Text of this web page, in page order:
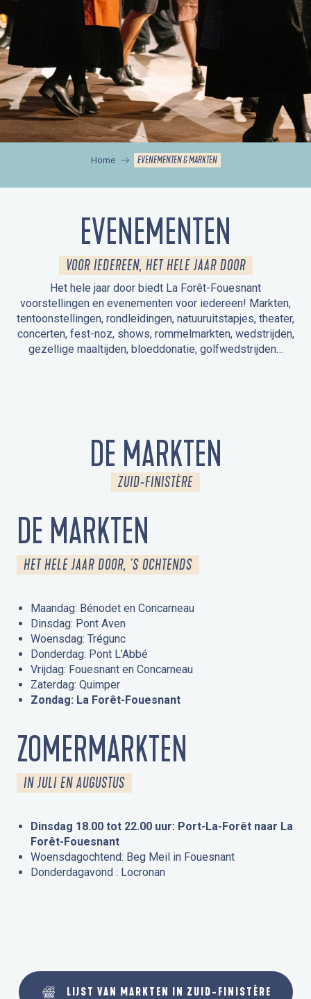
Home EVENEMENTEN & MARKTEN
EVENEMENTEN
VOOR IEDEREEN, HET HELE JAAR DOOR
Het hele jaar door biedt La Forêt-Fouesnant
voorstellingen en evenementen voor iedereen! Markten,
tentoonstellingen, rondleidingen, natuuruitstapjes, theater,
concerten, fest-noz, shows, rommelmarkten, wedstrijden,
gezellige maaltijden, bloeddonatie, golfwedstrijden…
DE MARKTEN
ZUID-FINISTÈRE
DE MARKTEN
HET HELE JAAR DOOR, 'S OCHTENDS
Maandag: Bénodet en Concarneau
Dinsdag: Pont Aven
Woensdag: Trégunc
Donderdag: Pont L’Abbé
Vrijdag: Fouesnant en Concarneau
Zaterdag: Quimper
Zondag: La Forêt-Fouesnant
ZOMERMARKTEN
IN JULI EN AUGUSTUS
Dinsdag 18.00 tot 22.00 uur: Port-La-Forêt naar La
Forêt-Fouesnant
Woensdagochtend: Beg Meil in Fouesnant
Donderdagavond : Locronan
LIJST VAN MARKTEN IN ZUID-FINISTÈRE